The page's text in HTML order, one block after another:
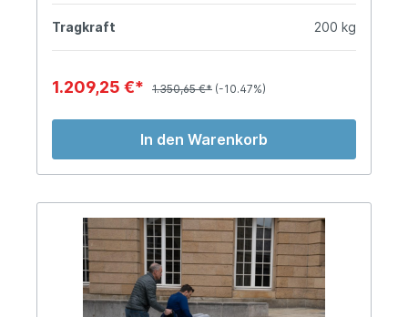
Tragkraft 200 kg
1.209,25 €* 1.350,65 €* (-10.47%)
In den Warenkorb